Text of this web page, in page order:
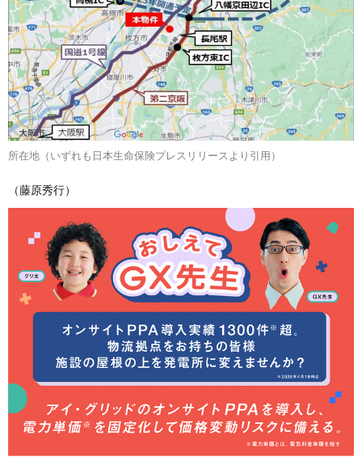
所在地（いずれも日本生命保険プレスリリースより引用）
（藤原秀行）